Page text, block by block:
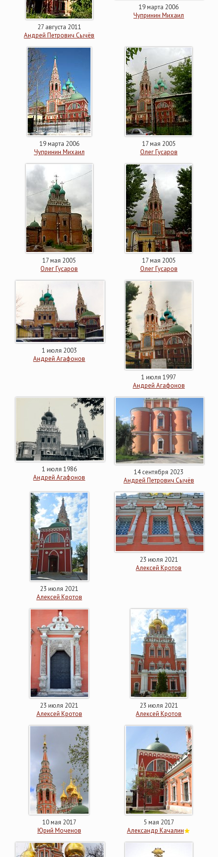
27 августа 2011
Андрей Петрович Сычёв
19 марта 2006
Чупринин Михаил
19 марта 2006
Чупринин Михаил
17 мая 2005
Олег Гусаров
17 мая 2005
Олег Гусаров
17 мая 2005
Олег Гусаров
1 июля 2003
Андрей Агафонов
1 июля 1997
Андрей Агафонов
1 июля 1986
Андрей Агафонов
14 сентября 2023
Андрей Петрович Сычёв
23 июля 2021
Алексей Кротов
23 июля 2021
Алексей Кротов
23 июля 2021
Алексей Кротов
23 июля 2021
Алексей Кротов
10 мая 2017
Юрий Моченов
5 мая 2017
Александр Качалин